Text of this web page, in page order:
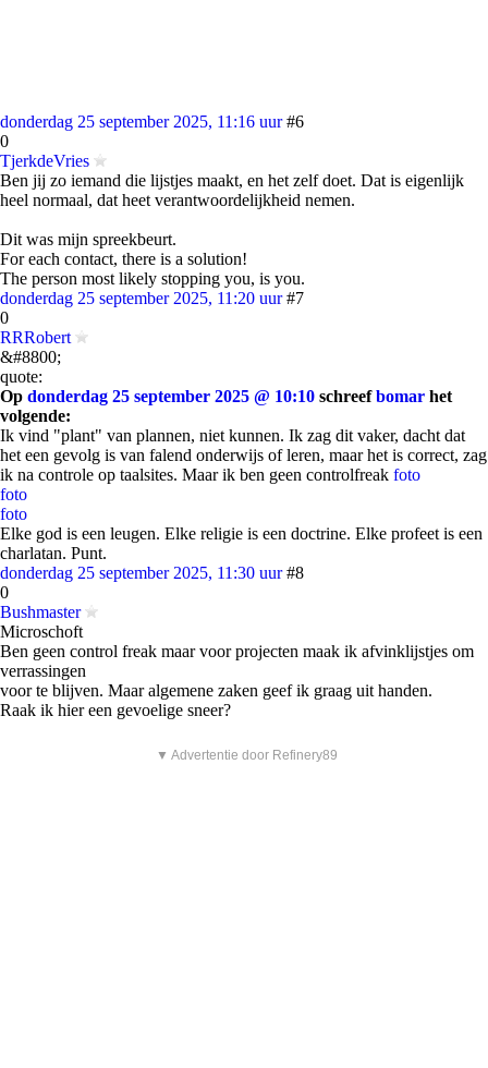
donderdag 25 september 2025, 11:16 uur #6
0
TjerkdeVries
Ben jij zo iemand die lijstjes maakt, en het zelf doet. Dat is eigenlijk
heel normaal, dat heet verantwoordelijkheid nemen.
Dit was mijn spreekbeurt.
For each contact, there is a solution!
The person most likely stopping you, is you.
donderdag 25 september 2025, 11:20 uur #7
0
RRRobert
&#8800;
quote:
Op donderdag 25 september 2025 @ 10:10 schreefbomar het
volgende:
Ik vind "plant" van plannen, niet kunnen. Ik zag dit vaker, dacht dat
het een gevolg is van falend onderwijs of leren, maar het is correct, zag
ik na controle op taalsites. Maar ik ben geen controlfreak foto
foto
foto
Elke god is een leugen. Elke religie is een doctrine. Elke profeet is een
charlatan. Punt.
donderdag 25 september 2025, 11:30 uur #8
0
Bushmaster
Microschoft
Ben geen control freak maar voor projecten maak ik afvinklijstjes om
verrassingen
voor te blijven. Maar algemene zaken geef ik graag uit handen.
Raak ik hier een gevoelige sneer?
▼ Advertentie door Refinery89